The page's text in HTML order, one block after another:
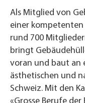
Als Mitglied von
einer kompetenten
rund 700
bringt
voran und baut an
ästhetischen und
Schweiz. Mit den